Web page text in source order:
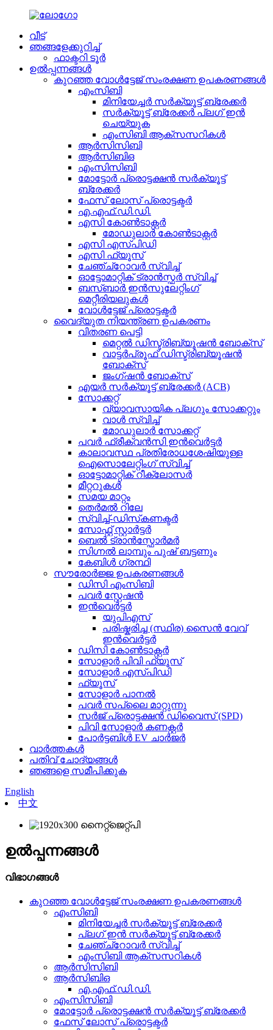
വീട്
ഞങ്ങളേക്കുറിച്ച്
ഫാക്ടറി ടൂർ
ഉൽപ്പന്നങ്ങൾ
കുറഞ്ഞ വോൾട്ടേജ് സംരക്ഷണ ഉപകരണങ്ങൾ
എംസിബി
മിനിയേച്ചർ സർക്യൂട്ട് ബ്രേക്കർ
സർക്യൂട്ട് ബ്രേക്കർ പ്ലഗ് ഇൻ
ചെയ്യുക
എംസിബി ആക്‌സസറികൾ
ആർസിസിബി
ആർ‌സി‌ബി‌ഒ
എംസിസിബി
മോട്ടോർ പ്രൊട്ടക്ഷൻ സർക്യൂട്ട്
ബ്രേക്കർ
ഫേസ് ലോസ് പ്രൊട്ടക്ടർ
എ.എഫ്.ഡി.ഡി.
എസി കോൺടാക്റ്റർ
മോഡുലാർ കോൺടാക്റ്റർ
എസി എസ്പിഡി
എസി ഫ്യൂസ്
ചേഞ്ച്‌റോവർ സ്വിച്ച്
ഓട്ടോമാറ്റിക് ട്രാൻസ്ഫർ സ്വിച്ച്
ബസ്ബാർ ഇൻസുലേറ്റിംഗ്
മെറ്റീരിയലുകൾ
വോൾട്ടേജ് പ്രൊട്ടക്ടർ
വൈദ്യുത നിയന്ത്രണ ഉപകരണം
വിതരണ പെട്ടി
മെറ്റൽ ഡിസ്ട്രിബ്യൂഷൻ ബോക്സ്
വാട്ടർപ്രൂഫ് ഡിസ്ട്രിബ്യൂഷൻ
ബോക്സ്
ജംഗ്ഷൻ ബോക്സ്
എയർ സർക്യൂട്ട് ബ്രേക്കർ (ACB)
സോക്കറ്റ്
വ്യാവസായിക പ്ലഗും സോക്കറ്റും
വാൾ സ്വിച്ച്
മോഡുലാർ സോക്കറ്റ്
പവർ ഫ്രീക്വൻസി ഇൻവെർട്ടർ
കാലാവസ്ഥ പ്രതിരോധശേഷിയുള്ള
ഐസൊലേറ്റിംഗ് സ്വിച്ച്
ഓട്ടോമാറ്റിക് റീക്ലോസർ
മീറ്ററുകൾ
സമയ മാറ്റം
തെർമൽ റിലേ
സ്വിച്ച്-ഡിസ്‌കണക്ടർ
സോഫ്റ്റ് സ്റ്റാർട്ടർ
ബെൽ ട്രാൻസ്ഫോർമർ
സിഗ്നൽ ലാമ്പും പുഷ് ബട്ടണും
കേബിൾ ഗ്രന്ഥി
സൗരോർജ്ജ ഉപകരണങ്ങൾ
ഡിസി എംസിബി
പവർ സ്റ്റേഷൻ
ഇൻവെർട്ടർ
യുപിഎസ്
പരിഷ്കരിച്ച (സ്ഥിര) സൈൻ വേവ്
ഇൻവെർട്ടർ
ഡിസി കോൺടാക്റ്റർ
സോളാർ പിവി ഫ്യൂസ്
സോളാർ എസ്പിഡി
ഫ്യൂസ്
സോളാർ പാനൽ
പവർ സപ്ലൈ മാറ്റുന്നു
സർജ് പ്രൊട്ടക്ഷൻ ഡിവൈസ് (SPD)
പിവി സോളാർ കണക്റ്റർ
പോർട്ടബിൾ EV ചാർജർ
വാർത്തകൾ
പതിവ് ചോദ്യങ്ങൾ
ഞങ്ങളെ സമീപിക്കുക
English
中文
ഉൽപ്പന്നങ്ങൾ
വിഭാഗങ്ങൾ
കുറഞ്ഞ വോൾട്ടേജ് സംരക്ഷണ ഉപകരണങ്ങൾ
എംസിബി
മിനിയേച്ചർ സർക്യൂട്ട് ബ്രേക്കർ
പ്ലഗ് ഇൻ സർക്യൂട്ട് ബ്രേക്കർ
ചേഞ്ച്‌റോവർ സ്വിച്ച്
എംസിബി ആക്‌സസറികൾ
ആർസിസിബി
ആർ‌സി‌ബി‌ഒ
എ.എഫ്.ഡി.ഡി.
എംസിസിബി
മോട്ടോർ പ്രൊട്ടക്ഷൻ സർക്യൂട്ട് ബ്രേക്കർ
ഫേസ് ലോസ് പ്രൊട്ടക്ടർ